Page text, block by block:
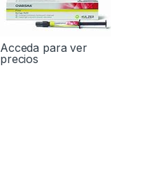
Acceda para ver
precios